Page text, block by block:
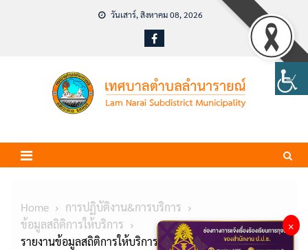
วันเสาร์, สิงหาคม 08, 2026
Home
การปฏิบัติงาน&การบริการ
ข้อมูลสถิติการให้บริการ
รายงานข้อมูลสถิติการให้บริการประชาชน ประจำ
×